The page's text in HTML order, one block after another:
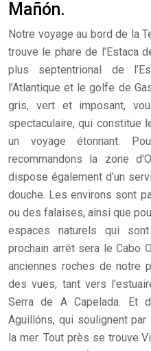
Mañón.
Notre voyage au bord de la
trouve le phare de l’Estaca
plus septentrional de
l’Atlantique et le golfe de
gris, vert et imposant,
spectaculaire, qui constitue
un voyage étonnant.
recommandons la zone
dispose également d’un
douche. Les environs sont
ou des falaises, ainsi que
espaces naturels qui
prochain arrêt sera le Cabo
anciennes roches de notre
des vues, tant vers
Serra de A Capelada. Et
Aguillóns, qui soulignent
la mer. Tout près se trouve